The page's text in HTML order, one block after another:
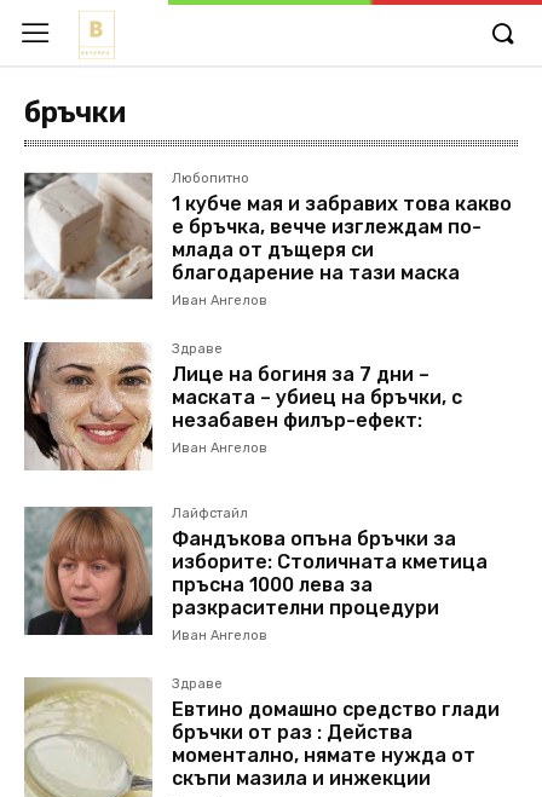
бръчки
Любопитно
1 кубче мая и забравих това какво
е бръчка, вечче изглеждам по-
млада от дъщеря си
благодарение на тази маска
Иван Ангелов
Здраве
Лице на богиня за 7 дни –
маската – убиец на бръчки, с
незабавен филър-ефект:
Иван Ангелов
Лайфстайл
Фандъкова опъна бръчки за
изборите: Столичната кметица
пръсна 1000 лева за
разкрасителни процедури
Иван Ангелов
Здраве
Евтино домашно средство глади
бръчки от раз : Действа
моментално, нямате нужда от
скъпи мазила и инжекции